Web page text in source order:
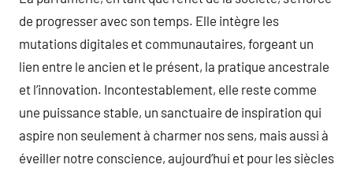
de progresser avec son temps. Elle intègre les
mutations digitales et communautaires, forgeant un
lien entre le ancien et le présent, la pratique ancestrale
et l’innovation. Incontestablement, elle reste comme
une puissance stable, un sanctuaire de inspiration qui
aspire non seulement à charmer nos sens, mais aussi à
éveiller notre conscience, aujourd’hui et pour les siècles